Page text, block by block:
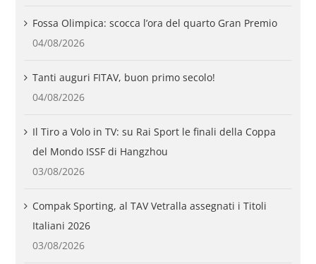
Fossa Olimpica: scocca l’ora del quarto Gran Premio
04/08/2026
Tanti auguri FITAV, buon primo secolo!
04/08/2026
Il Tiro a Volo in TV: su Rai Sport le finali della Coppa
del Mondo ISSF di Hangzhou
03/08/2026
Compak Sporting, al TAV Vetralla assegnati i Titoli
Italiani 2026
03/08/2026